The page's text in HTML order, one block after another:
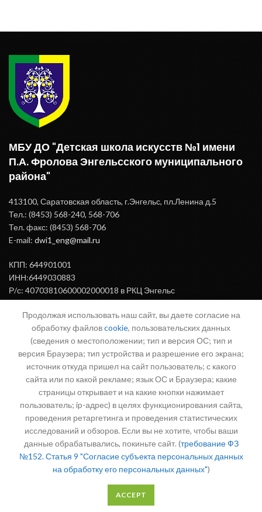
МБУ ДО "Детская школа искусств №1 имени
П.А. Фролова Энгельсского муниципального
района"
413100, Саратовская область, г.Энгельс, пл.Ленина д.5
Тел.: (8453) 568-240, 568-706
Тел. факс: (8453) 568-706
E-mail: dwi1_eng@mail.ru
КПП: 644901001
ИНН:6449030883
Р/с: 40703810600002000018 в РКЦ Энгельс
БИК: 046375000
ВАЖНАЯ ИНФОРМАЦИЯ
Письмо директору
Разработка сайта — Александр Маркин
Продолжая использовать наш сайт, вы даете согласие на
обработку файловcookie, пользовательских данных
(сведения о местоположении; тип и версия ОС; тип и
версия Браузера; тип устройства и разрешение его экрана;
источник откуда пришел на сайт пользователь; с какого
сайта или по какой рекламе; язык ОС и Браузера; какие
страницы открывает и на какие кнопки нажимает
пользователь; ip-адрес) в целях функционирования сайта,
проведения ретаргетинга и проведения статистических
исследований и обзоров. Если вы не хотите, чтобы ваши
данные обрабатывались, покиньте сайт. (требование ФЗ
№152. Статья 9 "Согласие субъекта персональных данных
на обработку его персональных данных")
ACCEPT